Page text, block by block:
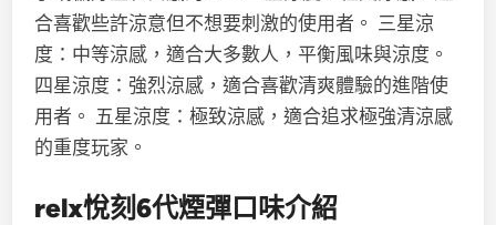
合喜歡些許涼意但不想要刺激的使用者。 三星涼
度：中等涼感，適合大多數人，平衡風味與涼度。
四星涼度：強烈涼感，適合喜歡清爽體驗的進階使
用者。 五星涼度：極致涼感，適合追求極強清涼感
的重度玩家。
relx悅刻6代煙彈口味介紹